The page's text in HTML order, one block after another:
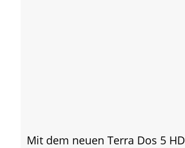
Mit dem neuen Terra Dos 5 HD